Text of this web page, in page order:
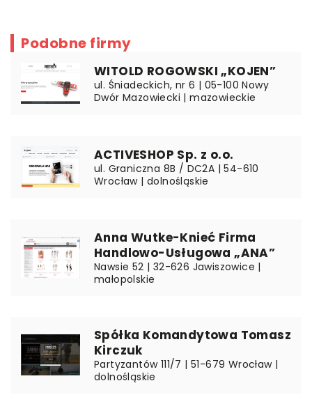
Podobne firmy
WITOLD ROGOWSKI „KOJEN”
ul. Śniadeckich, nr 6 | 05-100 Nowy
Dwór Mazowiecki | mazowieckie
ACTIVESHOP Sp. z o.o.
ul. Graniczna 8B / DC2A | 54-610
Wrocław | dolnośląskie
Anna Wutke-Knieć Firma
Handlowo-Usługowa „ANA”
Nawsie 52 | 32-626 Jawiszowice |
małopolskie
Spółka Komandytowa Tomasz
Kirczuk
Partyzantów 111/7 | 51-679 Wrocław |
dolnośląskie